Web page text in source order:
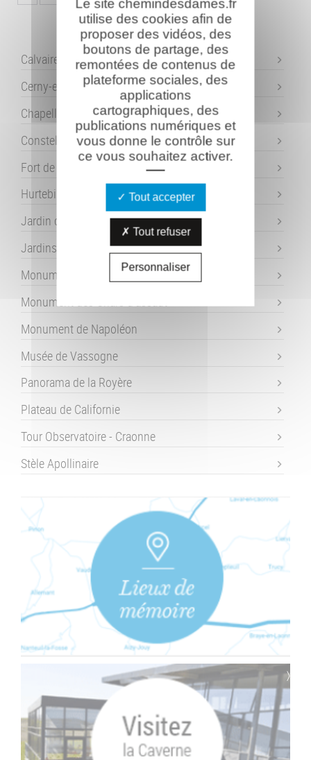
Calvaire de l'Ange-Gardien
Cerny-en-Laonnois
Chapelle Ste Berthe
Constellation de la Douleur
Fort de Condé
Hurtebise
Jardin de Mémoire - Laffaux
Jardins de la Paix - Craonne
Monument des Basques
Monument des Chars d'assaut
Monument de Napoléon
Musée de Vassogne
Panorama de la Royère
Plateau de Californie
Tour Observatoire - Craonne
Stèle Apollinaire
Le site chemindesdames.fr
utilise des cookies afin de
proposer des vidéos, des
boutons de partage, des
remontées de contenus de
plateforme sociales, des
applications
cartographiques, des
publications numériques et
vous donne le contrôle sur
ce vous souhaitez activer.
Tout accepter
Tout refuser
Personnaliser